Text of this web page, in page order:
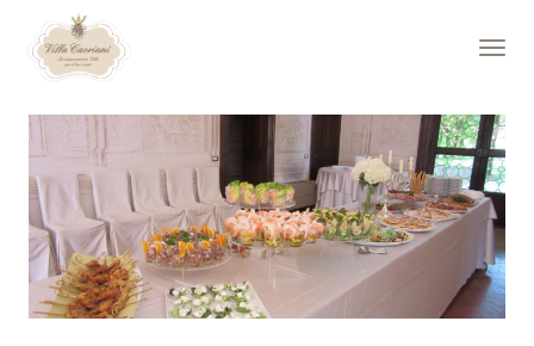
LA VILLA
Esterni
Interni
Ieri / Oggi
MATRIMONIO
Location
Allestimenti